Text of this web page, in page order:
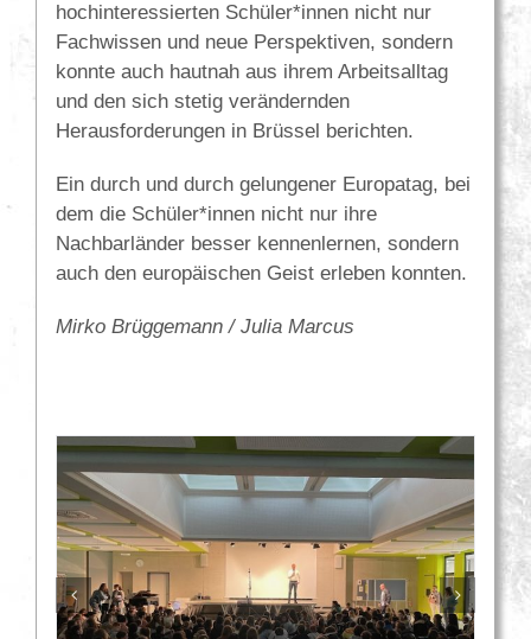
hochinteressierten Schüler*innen nicht nur
Fachwissen und neue Perspektiven, sondern
konnte auch hautnah aus ihrem Arbeitsalltag
und den sich stetig verändernden
Herausforderungen in Brüssel berichten.
Ein durch und durch gelungener Europatag, bei
dem die Schüler*innen nicht nur ihre
Nachbarländer besser kennenlernen, sondern
auch den europäischen Geist erleben konnten.
Mirko Brüggemann / Julia Marcus